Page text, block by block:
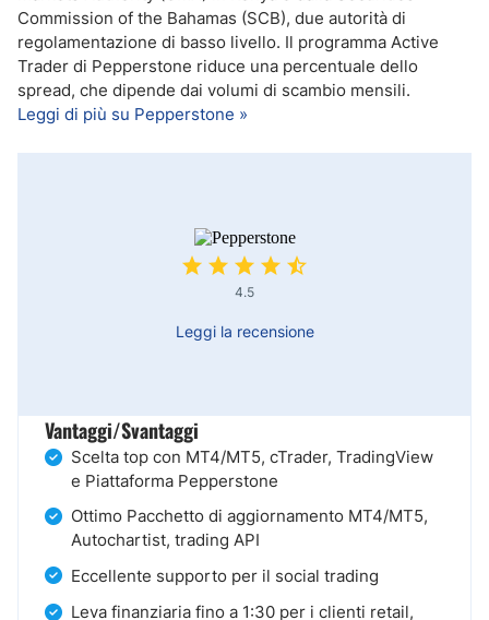
Commission of the Bahamas (SCB), due autorità di
regolamentazione di basso livello. Il programma Active
Trader di Pepperstone riduce una percentuale dello
spread, che dipende dai volumi di scambio mensili.
Leggi di più su Pepperstone »
4.5
Leggi la recensione
Vantaggi/Svantaggi
Scelta top con MT4/MT5, cTrader, TradingView
e Piattaforma Pepperstone
Ottimo Pacchetto di aggiornamento MT4/MT5,
Autochartist, trading API
Eccellente supporto per il social trading
Leva finanziaria fino a 1:30 per i clienti retail,